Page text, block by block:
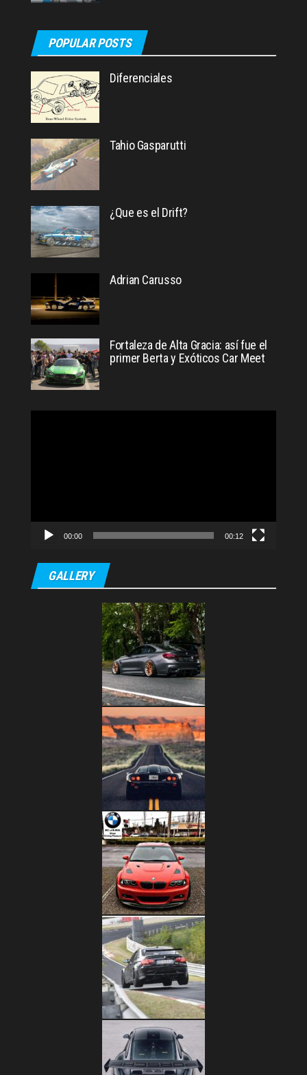
POPULAR POSTS
Diferenciales
Tahio Gasparutti
¿Que es el Drift?
Adrian Carusso
Fortaleza de Alta Gracia: así fue el
primer Berta y Exóticos Car Meet
00:00 00:12
GALLERY